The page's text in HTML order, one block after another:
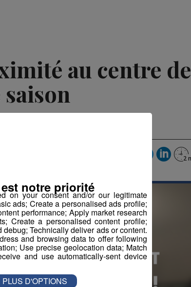
au centre de
on your consent and/or our legitimate
ads; Create a personalised ads profile;
performance; Apply market research
Create a personalised content profile;
Technically deliver ads or content.
and browsing data to offer following
Use precise geolocation data; Match
and use automatically-sent device
notre priorité
PLUS D'OPTIONS